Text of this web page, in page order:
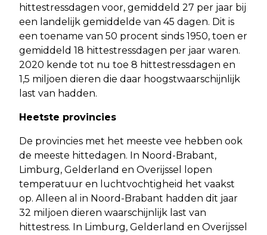
hittestressdagen voor, gemiddeld 27 per jaar bij
een landelijk gemiddelde van 45 dagen. Dit is
een toename van 50 procent sinds 1950, toen er
gemiddeld 18 hittestressdagen per jaar waren.
2020 kende tot nu toe 8 hittestressdagen en
1,5 miljoen dieren die daar hoogstwaarschijnlijk
last van hadden.
Heetste provincies
De provincies met het meeste vee hebben ook
de meeste hittedagen. In Noord-Brabant,
Limburg, Gelderland en Overijssel lopen
temperatuur en luchtvochtigheid het vaakst
op. Alleen al in Noord-Brabant hadden dit jaar
32 miljoen dieren waarschijnlijk last van
hittestress. In Limburg, Gelderland en Overijssel